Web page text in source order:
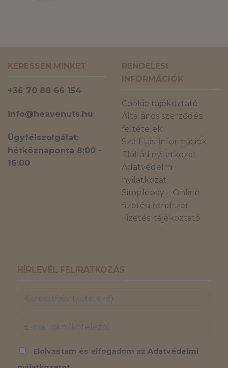
KERESSEN MINKET
+36 70 88 66 154
info@heavenuts.hu
Ügyfélszolgálat:
hétköznaponta 8:00 -
16:00
RENDELÉSI
INFORMÁCIÓK
Cookie tájékoztató
Általános szerződési
feltételek
Szállítási információk
Elállási nyilatkozat
Adatvédelmi
nyilatkozat
Simplepay – Online
fizetési rendszer -
Fizetési tájékoztató
HÍRLEVÉL FELIRATKOZÁS
Elolvastam és elfogadom az Adatvédelmi